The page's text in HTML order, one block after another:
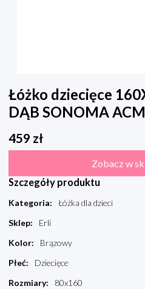
Łóżko dziecięce
DĄB SONOMA
459 zł
Zobacz w
Szczegóły produktu
Kategoria:
Łóżka dla dzieci
Sklep:
Erli
Kolor:
Brązowy
Płeć:
Dziecięce
Rozmiary: 80x160